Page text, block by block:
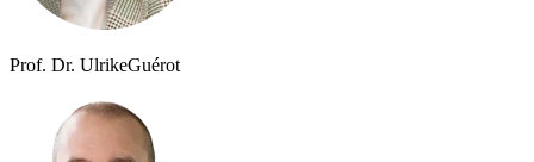
Prof. Dr. UlrikeGuérot